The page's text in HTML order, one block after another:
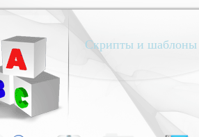
Скрипты и шаблоны